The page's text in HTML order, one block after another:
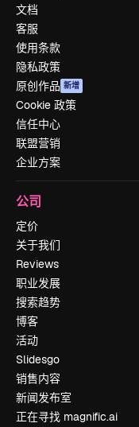
文档
客服
使用条款
隐私政策
原创作品 新增
Cookie 政策
信任中心
联盟营销
企业方案
公司
定价
关于我们
Reviews
职业发展
搜索趋势
博客
活动
Slidesgo
销售内容
新闻发布室
正在寻找 magnific.ai